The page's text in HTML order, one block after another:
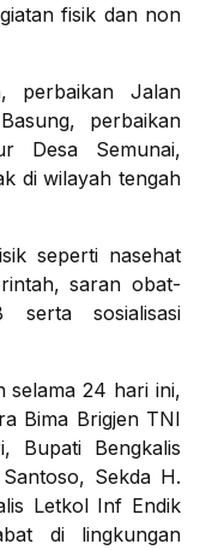
fisik dan non
perbaikan Jalan
perbaikan
Desa Semunai,
di wilayah tengah
seperti nasehat
saran obat-
serta sosialisasi
selama 24 hari ini,
Bima Brigjen TNI
Bupati Bengkalis
Sekda H.
Letkol Inf Endik
di lingkungan